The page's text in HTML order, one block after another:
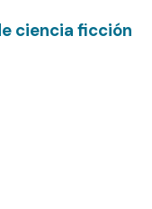
ciencia ficción